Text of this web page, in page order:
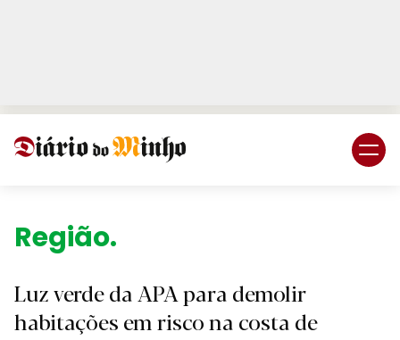
Região.
Luz verde da APA para demolir
habitações em risco na costa de